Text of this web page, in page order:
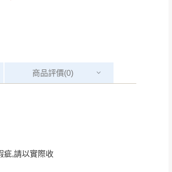
商品評價(0)
疵,請以實際收
信確